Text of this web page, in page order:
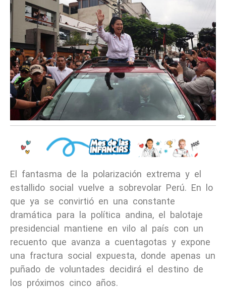
El fantasma de la polarización extrema y el
estallido social vuelve a sobrevolar Perú. En lo
que ya se convirtió en una constante
dramática para la política andina, el balotaje
presidencial mantiene en vilo al país con un
recuento que avanza a cuentagotas y expone
una fractura social expuesta, donde apenas un
puñado de voluntades decidirá el destino de
los próximos cinco años.